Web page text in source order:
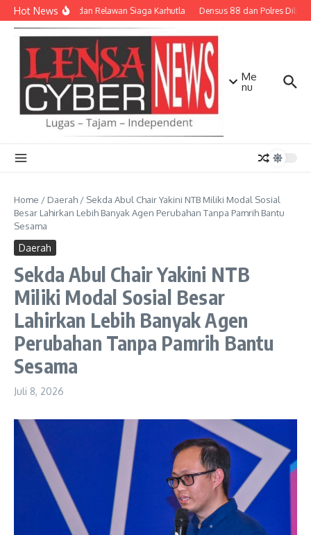
Lewati ke konten
Hot NewsTNI-Polri dan Relawan Siaga Karhutla Densus 88 dan Polres
Me
nu
Home / Daerah / Sekda Abul Chair Yakini NTB Miliki Modal Sosial
Besar Lahirkan Lebih Banyak Agen Perubahan Tanpa Pamrih Bantu
Sesama
Daerah
Sekda Abul Chair Yakini NTB
Miliki Modal Sosial Besar
Lahirkan Lebih Banyak Agen
Perubahan Tanpa Pamrih Bantu
Sesama
Juli 8, 2026